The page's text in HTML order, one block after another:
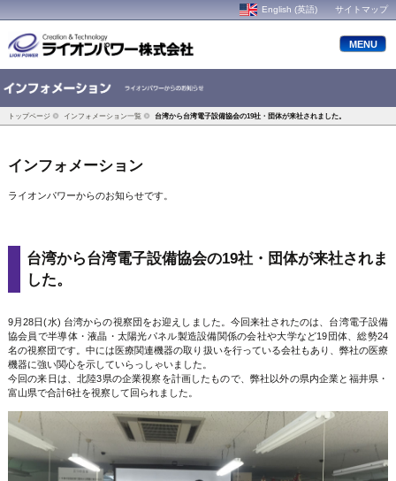
English (英語) サイトマップ
MENU
トップページ インフォメーション一覧 台湾から台湾電子設備協会の19社・団体が来社されました。
インフォメーション
ライオンパワーからのお知らせです。
台湾から台湾電子設備協会の19社・団体が来社されま
した。
9月28日(水) 台湾からの視察団をお迎えしました。今回来社されたのは、台湾電子設備
協会員で半導体・液晶・太陽光パネル製造設備関係の会社や大学など19団体、総勢24
名の視察団です。中には医療関連機器の取り扱いを行っている会社もあり、弊社の医療
機器に強い関心を示していらっしゃいました。
今回の来日は、北陸3県の企業視察を計画したもので、弊社以外の県内企業と福井県・
富山県で合計6社を視察して回られました。